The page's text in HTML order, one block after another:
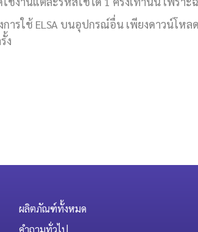
ารใช้ ELSA บนอุปกรณ์อื่น เพียงดาวน์โห
ง
ผลิตภัณฑ์ทั้งหมด
คำถามทั่วไป